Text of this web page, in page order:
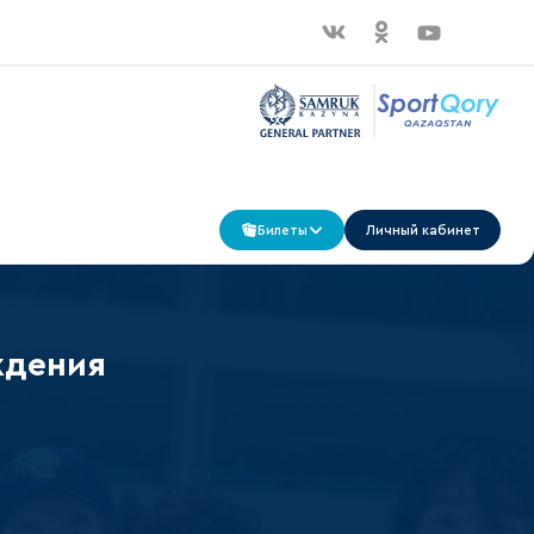
Билеты Личный кабинет